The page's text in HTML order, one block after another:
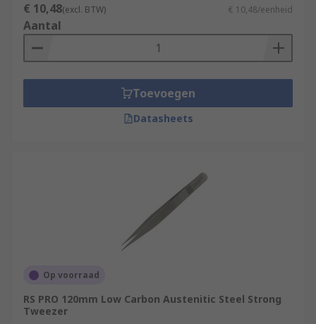
€ 10,48(excl. BTW) € 10,48/eenheid
Aantal
Toevoegen
Datasheets
Op voorraad
RS PRO 120mm Low Carbon Austenitic Steel Strong
Tweezer